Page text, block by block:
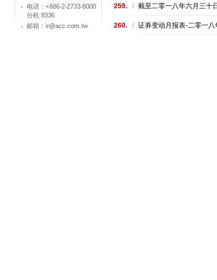
电话：+886-2-2733-8000
分机 8336
邮箱：ir@acc.com.tw
259. / 截至二零一八年六月三十
260. / 证券变动月报表-二零一八